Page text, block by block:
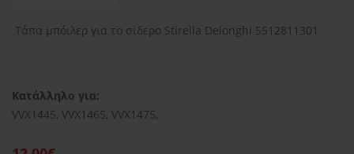
Τάπα μπόιλερ για το σίδερο Stirella Delonghi 5512811301
Κατάλληλο για:
VVX1445, VVX1465, VVX1475,